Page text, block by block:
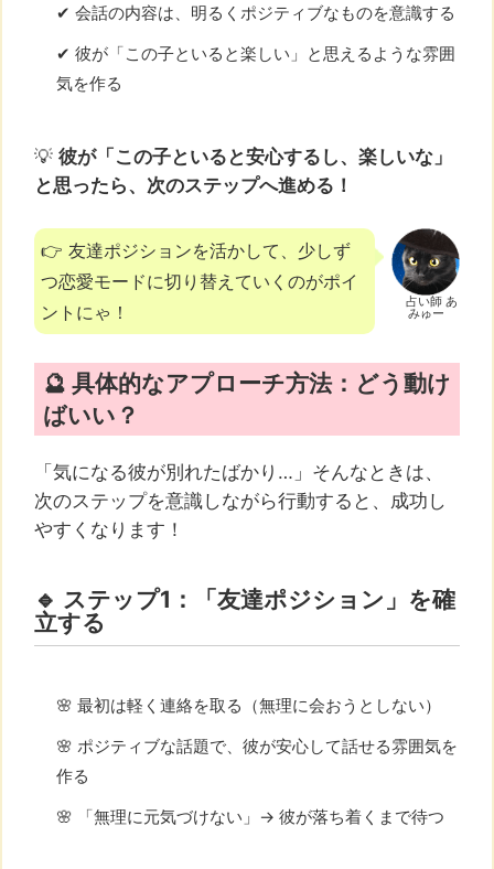
✔ 会話の内容は、明るくポジティブなものを意識する
✔ 彼が「この子といると楽しい」と思えるような雰囲
気を作る
💡 彼が「この子といると安心するし、楽しいな」
と思ったら、次のステップへ進める！
占い師 あ
みゅー
👉 友達ポジションを活かして、少しず
つ恋愛モードに切り替えていくのがポイ
ントにゃ！
🔮 具体的なアプローチ方法：どう動け
ばいい？
「気になる彼が別れたばかり…」そんなときは、
次のステップを意識しながら行動すると、成功し
やすくなります！
🔹 ステップ1：「友達ポジション」を確
立する
🌸 最初は軽く連絡を取る（無理に会おうとしない）
🌸 ポジティブな話題で、彼が安心して話せる雰囲気を
作る
🌸 「無理に元気づけない」→ 彼が落ち着くまで待つ